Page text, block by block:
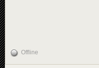
Offline